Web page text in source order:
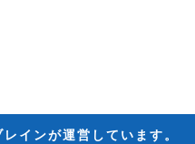
インが運営しています。